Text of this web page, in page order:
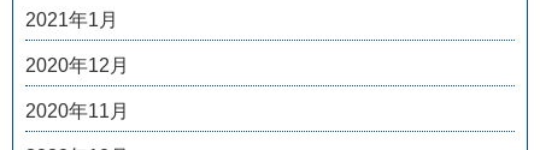
2021年1月
2020年12月
2020年11月